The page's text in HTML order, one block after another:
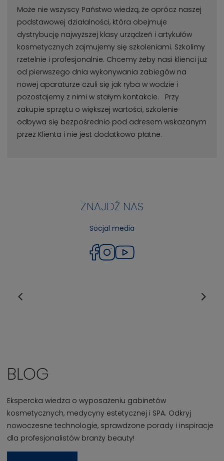
Może nie wszyscy Państwo wiedzą, że oprócz naszej
podstawowej działalności, która obejmuje
dystrybucję najwyższej klasy urządzeń i artykułów
kosmetycznych zajmujemy się szkoleniami. Szkolimy
rzetelnie i profesjonalnie. Chcemy żeby nasi klienci już
od pierwszego dnia wykonywania zabiegów na
nowej aparaturze czuli się jak ryba w wodzie i
pozostajemy z nimi w stałym kontakcie. Przy
zakupie sprzętu o większej wartości, szkolenie
odbywa się bezpośrednio pod adresem wskazanym
przez Klienta i nie jest dodatkowo płatne.
ZNAJDŹ NAS
Socjal media
BLOG
Ekspercka wiedza o wyposażeniu gabinetów
kosmetycznych, medycyny estetycznej i SPA. Odkryj
nowoczesne technologie, sprawdzone porady i inspiracje
dla profesjonalistów branży beauty!